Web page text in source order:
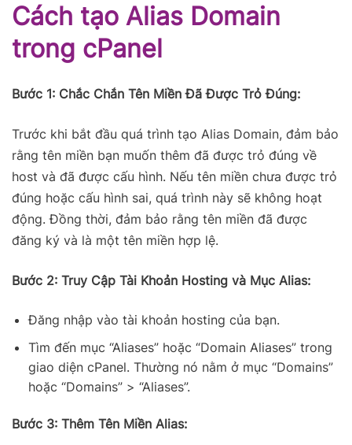
Cách tạo Alias Domain
trong cPanel
Bước 1: Chắc Chắn Tên Miền Đã Được Trỏ Đúng:
Trước khi bắt đầu quá trình tạo Alias Domain, đảm bảo
rằng tên miền bạn muốn thêm đã được trỏ đúng về
host và đã được cấu hình. Nếu tên miền chưa được trỏ
đúng hoặc cấu hình sai, quá trình này sẽ không hoạt
động. Đồng thời, đảm bảo rằng tên miền đã được
đăng ký và là một tên miền hợp lệ.
Bước 2: Truy Cập Tài Khoản Hosting và Mục Alias:
Đăng nhập vào tài khoản hosting của bạn.
Tìm đến mục “Aliases” hoặc “Domain Aliases” trong
giao diện cPanel. Thường nó nằm ở mục “Domains”
hoặc “Domains” > “Aliases”.
Bước 3: Thêm Tên Miền Alias: